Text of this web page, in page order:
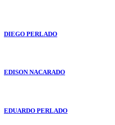
DIEGO PERLADO
EDISON NACARADO
EDUARDO PERLADO